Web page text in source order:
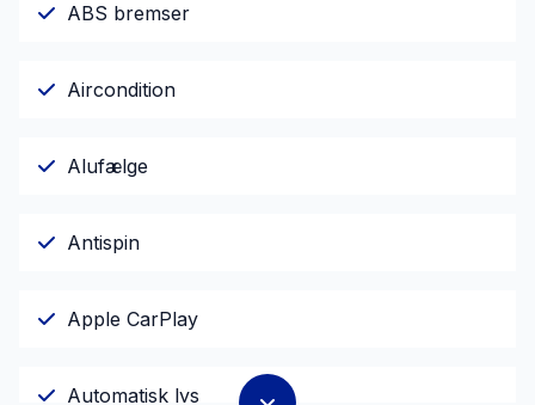
ABS bremser
Aircondition
Alufælge
Antispin
Apple CarPlay
Automatisk lys